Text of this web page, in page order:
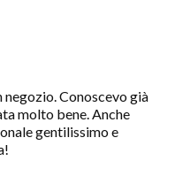
Conoscevo già
molto bene. Anche
gentilissimo e